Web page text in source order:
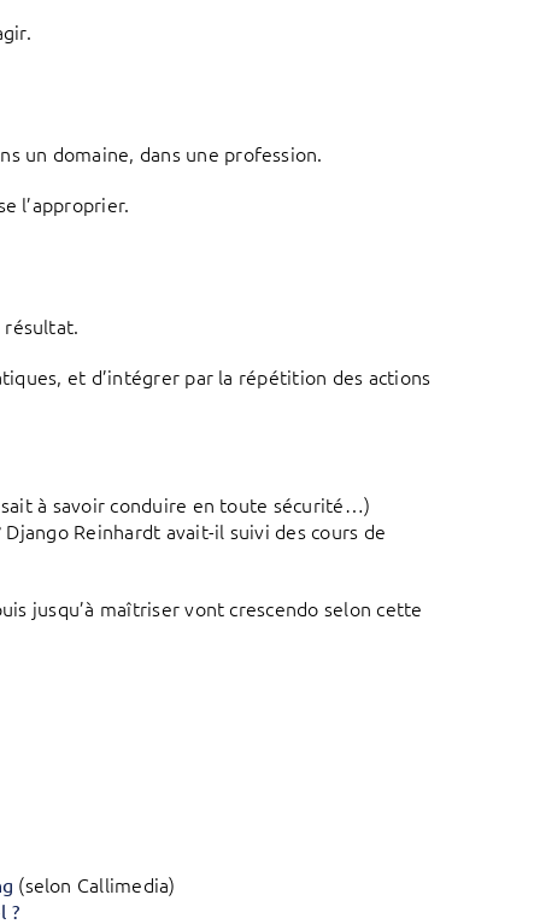
un domaine, dans une profession.
l’approprier.
résultat.
et d’intégrer par la répétition des actions
à savoir conduire en toute sécurité…)
Reinhardt avait-il suivi des cours de
jusqu’à maîtriser vont crescendo selon cette
(selon Callimedia)
?